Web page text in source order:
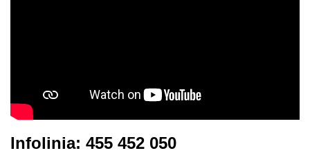
Infolinia: 455 452 050